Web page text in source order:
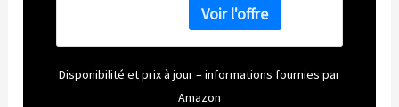
Disponibilité et prix à jour – informations fournies par
Amazon